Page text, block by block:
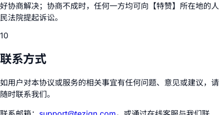
好协商解决；协商不成时，任何一方均可向【特赞】所在地的人
民法院提起诉讼。
10
联系方式
如用户对本协议或服务的相关事宜有任何问题、意见或建议，请
随时联系我们。